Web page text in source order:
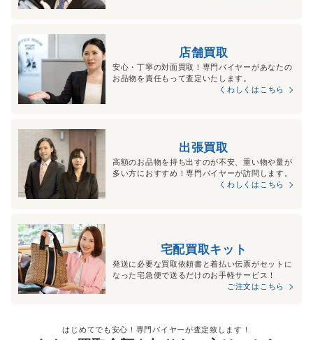
店舗買取
安心・丁寧の対面買取！専門バイヤーがあなたの
お品物を責任もって査定いたします。
くわしくはこちら
出張買取
高額のお品物を持ち出すのが不安、重い物や量が
多い方におすすめ！専門バイヤーが訪問します。
くわしくはこちら
宅配買取キット
発送に必要な買取依頼書と着払い伝票がセットに
なった宅急便で送るだけのお手軽サービス！
ご注文はこちら
はじめてでも安心！専門バイヤーが査定致します！